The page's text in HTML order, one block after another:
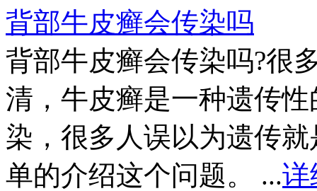
背部牛皮癣会传染吗
背部牛皮癣会传染吗?很
清，牛皮癣是一种遗传
染，很多人误以为遗传
单的介绍这个问题。 ...详